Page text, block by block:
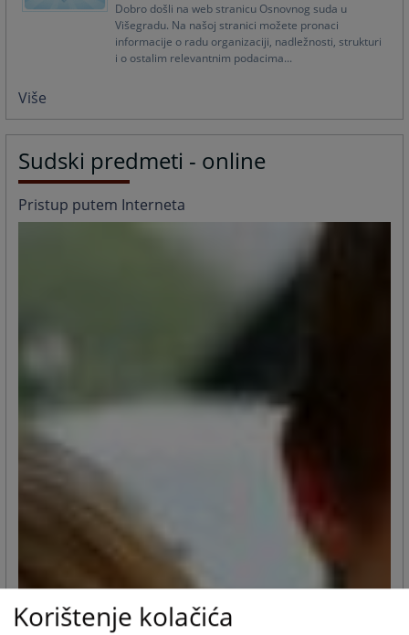
Dobro došli na web stranicu Osnovnog suda u
Višegradu. Na našoj stranici možete pronaci
informacije o radu organizaciji, nadležnosti, strukturi
i o ostalim relevantnim podacima...
Više
Sudski predmeti - online
Pristup putem Interneta
Korištenje kolačića